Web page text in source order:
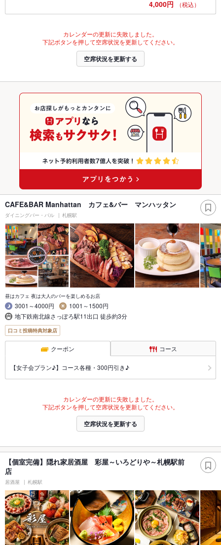
4,000円 （税込）
カレンダーの更新に失敗しました。
下記ボタンを押して空席状況を更新してください。
空席状況を更新する
CAFE&BAR Manhattan カフェ&バー マンハッタン
ダイニングバー・バル 札幌駅
昼はカフェ 夜は大人のバーを楽しめるお店
3001～4000円
1001～1500円
地下鉄南北線さっぽろ駅11出口 徒歩約3分
口コミ投稿特典対象店
クーポン コース
【女子会プラン♪】コース各種・300円引き♪
カレンダーの更新に失敗しました。
下記ボタンを押して空席状況を更新してください。
空席状況を更新する
【個室完備】隠れ家居酒屋 彩屋～いろどりや～札幌駅前
店
居酒屋 札幌駅